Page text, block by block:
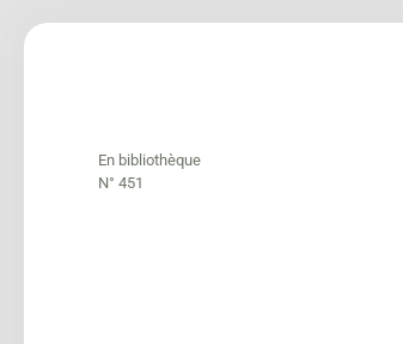
En bibliothèque
N° 451